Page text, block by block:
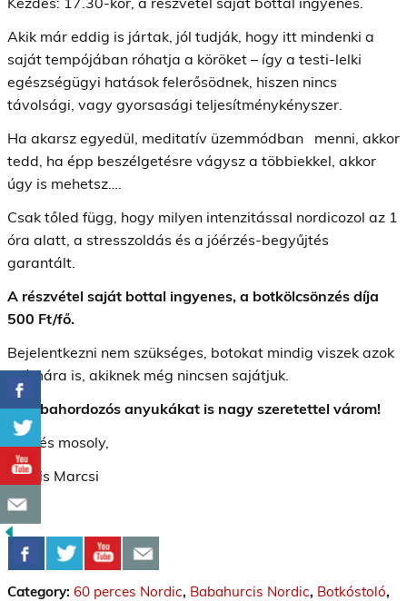
Akik már eddig is jártak, jól tudják, hogy itt mindenki a
saját tempójában róhatja a köröket – így a testi-lelki
egészségügyi hatások felerősödnek, hiszen nincs
távolsági, vagy gyorsasági teljesítménykényszer.
Ha akarsz egyedül, meditatív üzemmódban menni, akkor
tedd, ha épp beszélgetésre vágysz a többiekkel, akkor
úgy is mehetsz….
Csak tőled függ, hogy milyen intenzitással nordicozol az 1
óra alatt, a stresszoldás és a jóérzés-begyűjtés
garantált.
A részvétel saját bottal ingyenes, a botkölcsönzés díja
500 Ft/fő.
Bejelentkezni nem szükséges, botokat mindig viszek azok
számára is, akiknek még nincsen sajátjuk.
A babahordozós anyukákat is nagy szeretettel várom!
Üdv és mosoly,
Kocsis Marcsi
Category: 60 perces Nordic, Babahurcis Nordic, Botkóstoló,